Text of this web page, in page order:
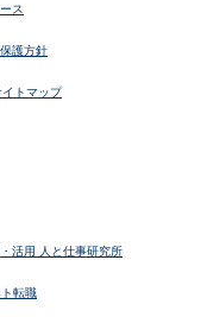
ス
護方針
イトマップ
活用 人と仕事研究所
転職